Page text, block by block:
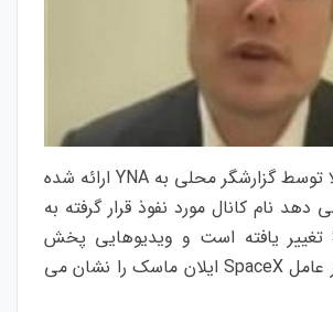
اسکرین شات بالا توسط گزارشگر محلی به YNA ارائه شده
نام کانال مورد نفوذ قرار گرفته به
SpaceX Invest تغییر یافته است و ویدیوهایی پخش
می شود که مدیر عامل SpaceX ایلان ماسک را نشان می